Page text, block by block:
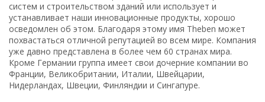
систем и строительством зданий или использует и
устанавливает наши инновационные продукты, хорошо
осведомлен об этом. Благодаря этому имя Theben может
похвастаться отличной репутацией во всем мире. Компания
уже давно представлена в более чем 60 странах мира.
Кроме Германии группа имеет свои дочерние компании во
Франции, Великобритании, Италии, Швейцарии,
Нидерландах, Швеции, Финляндии и Сингапуре.